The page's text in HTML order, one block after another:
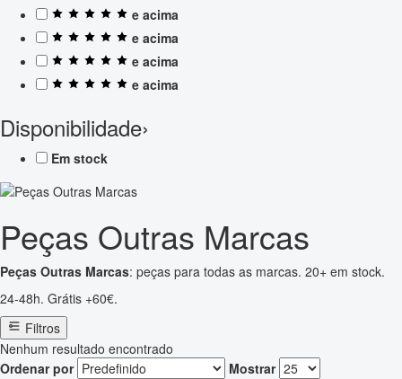
e acima
e acima
e acima
e acima
Disponibilidade›
Em stock
Peças Outras Marcas
Peças Outras Marcas: peças para todas as marcas. 20+ em stock.
24-48h. Grátis +60€.
Filtros
Nenhum resultado encontrado
Ordenar por
Mostrar